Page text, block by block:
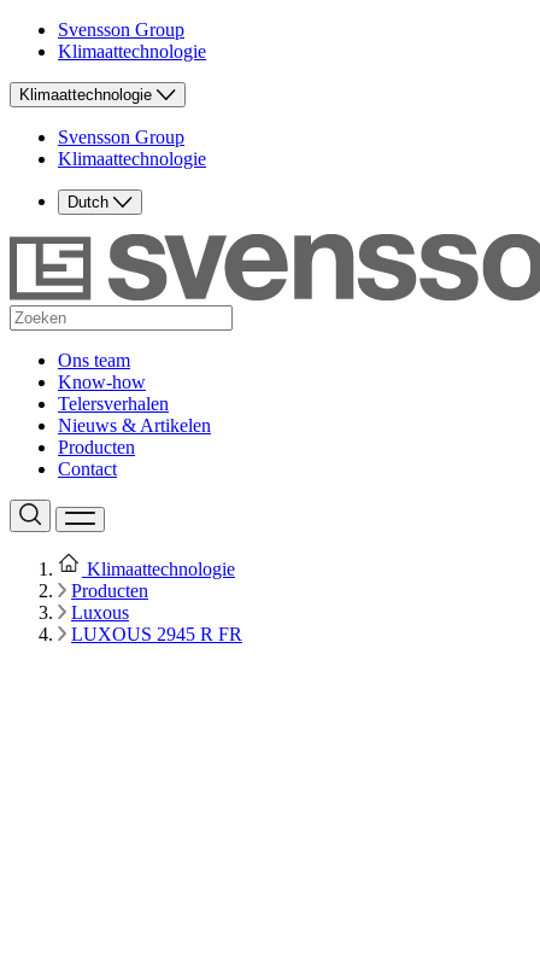
Svensson Group
Klimaattechnologie
Klimaattechnologie
Svensson Group
Klimaattechnologie
Dutch
Ons team
Know-how
Telersverhalen
Nieuws & Artikelen
Producten
Contact
Klimaattechnologie
Producten
Luxous
LUXOUS 2945 R FR